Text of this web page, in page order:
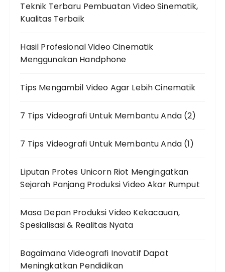
Teknik Terbaru Pembuatan Video Sinematik,
Kualitas Terbaik
Hasil Profesional Video Cinematik
Menggunakan Handphone
Tips Mengambil Video Agar Lebih Cinematik
7 Tips Videografi Untuk Membantu Anda (2)
7 Tips Videografi Untuk Membantu Anda (1)
Liputan Protes Unicorn Riot Mengingatkan
Sejarah Panjang Produksi Video Akar Rumput
Masa Depan Produksi Video Kekacauan,
Spesialisasi & Realitas Nyata
Bagaimana Videografi Inovatif Dapat
Meningkatkan Pendidikan